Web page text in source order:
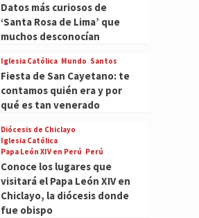
Datos más curiosos de
‘Santa Rosa de Lima’ que
muchos desconocían
Iglesia Católica Mundo Santos
Fiesta de San Cayetano: te
contamos quién era y por
qué es tan venerado
Diócesis de Chiclayo
Iglesia Católica
Papa León XIV en Perú Perú
Conoce los lugares que
visitará el Papa León XIV en
Chiclayo, la diócesis donde
fue obispo